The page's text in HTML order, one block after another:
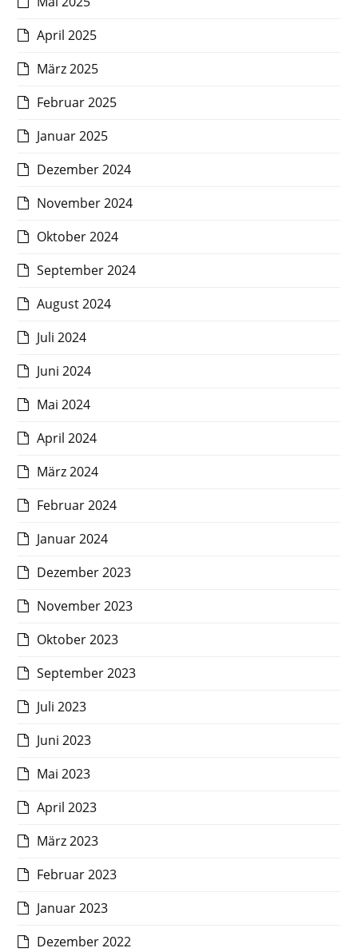
April 2025
März 2025
Februar 2025
Januar 2025
Dezember 2024
November 2024
Oktober 2024
September 2024
August 2024
Juli 2024
Juni 2024
Mai 2024
April 2024
März 2024
Februar 2024
Januar 2024
Dezember 2023
November 2023
Oktober 2023
September 2023
Juli 2023
Juni 2023
Mai 2023
April 2023
März 2023
Februar 2023
Januar 2023
Dezember 2022